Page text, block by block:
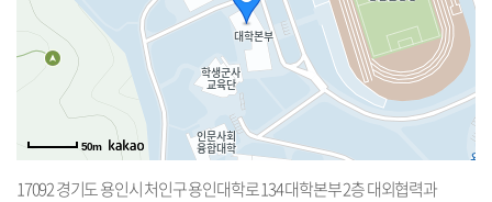
50m
17092 경기도 용인시 처인구 용인대학로 134 대학본부 2층 대외협력과